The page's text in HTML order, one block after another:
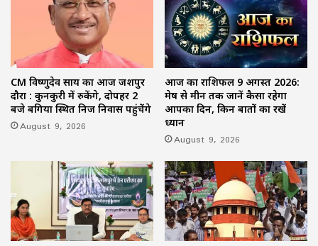
CM विष्णुदेव साय का आज जशपुर
दौरा : कुनकुरी में रुकेंगे, दोपहर 2
बजे बगिया स्थित निज निवास पहुंचेंगे
August 9, 2026
आज का राशिफल 9 अगस्त 2026:
मेष से मीन तक जानें कैसा रहेगा
आपका दिन, किन बातों का रखें
ध्यान
August 9, 2026